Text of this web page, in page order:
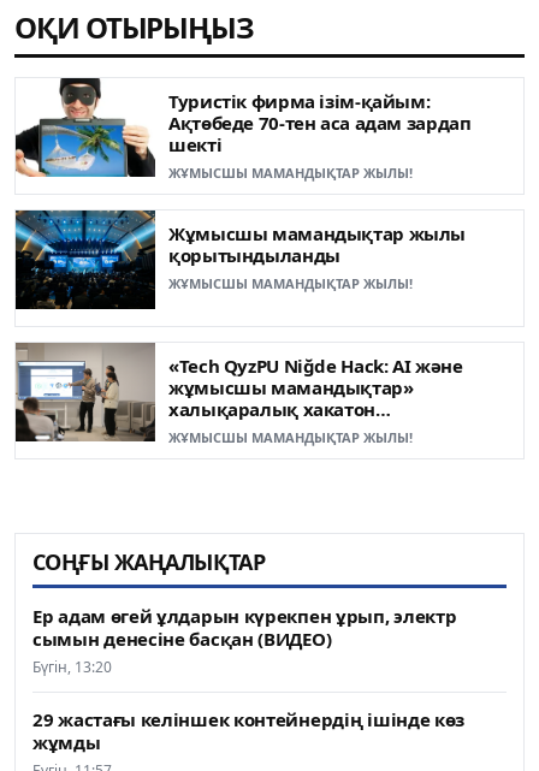
ОҚИ ОТЫРЫҢЫЗ
Туристік фирма ізім-қайым:
Ақтөбеде 70-тен аса адам зардап
шекті
ЖҰМЫСШЫ МАМАНДЫҚТАР ЖЫЛЫ!
Жұмысшы мамандықтар жылы
қорытындыланды
ЖҰМЫСШЫ МАМАНДЫҚТАР ЖЫЛЫ!
«Tech QyzPU Niğde Hack: AI және
жұмысшы мамандықтар»
халықаралық хакатон
жеңімпаздары анықталды
ЖҰМЫСШЫ МАМАНДЫҚТАР ЖЫЛЫ!
СОҢҒЫ ЖАҢАЛЫҚТАР
Ер адам өгей ұлдарын күрекпен ұрып, электр
сымын денесіне басқан (ВИДЕО)
Бүгін, 13:20
29 жастағы келіншек контейнердің ішінде көз
жұмды